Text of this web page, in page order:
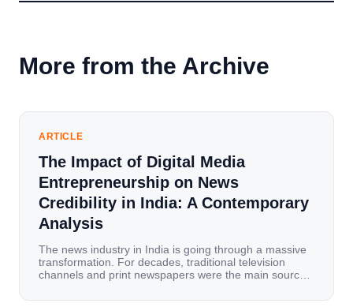
More from the Archive
ARTICLE
The Impact of Digital Media
Entrepreneurship on News
Credibility in India: A Contemporary
Analysis
The news industry in India is going through a massive
transformation. For decades, traditional television
channels and print newspapers were the main sources
mobile data, affordable smartphones, and high-speed